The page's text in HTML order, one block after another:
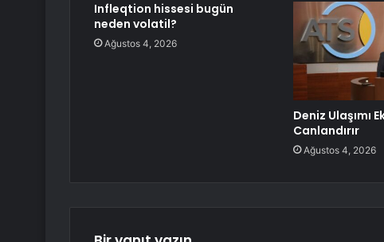
Infleqtion hissesi bugün
neden volatil?
Ağustos 4, 2026
Deniz Ulaşımı
Canlandırır
Ağustos 4, 2026